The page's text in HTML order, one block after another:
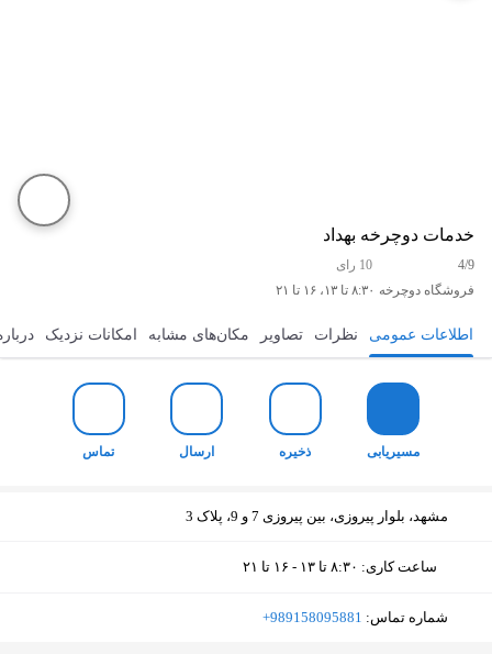
خدمات دوچرخه بهداد
4/9
10 رای
فروشگاه دوچرخه ۸:۳۰ تا ۱۳، ۱۶ تا ۲۱
مسیریابی ذخیره ارسال تماس اطلاعات عمومی نظرات تصاویر مکان‌های مشابه امکانات نزدیک
مسیریابی ذخیره ارسال تماس
مشهد، بلوار پیروزی، بین پیروزی 7 و 9، پلاک 3
ساعت کاری: ۸:۳۰ تا ۱۳ - ۱۶ تا ۲۱
شماره تماس: ‎+989158095881